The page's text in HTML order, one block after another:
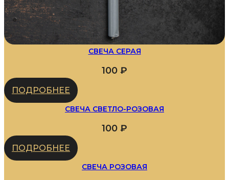
СВЕЧА СЕРАЯ
100 ₽
ПОДРОБНЕЕ
СВЕЧА СВЕТЛО-РОЗОВАЯ
100 ₽
ПОДРОБНЕЕ
СВЕЧА РОЗОВАЯ